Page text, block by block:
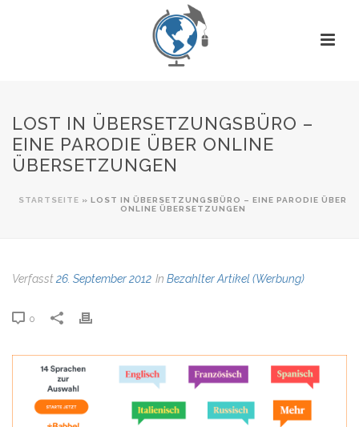
LOST IN ÜBERSETZUNGSBÜRO –
EINE PARODIE ÜBER ONLINE
ÜBERSETZUNGEN
STARTSEITE » LOST IN ÜBERSETZUNGSBÜRO – EINE PARODIE ÜBER
ONLINE ÜBERSETZUNGEN
Verfasst26. September 2012 In Bezahlter Artikel (Werbung)
0